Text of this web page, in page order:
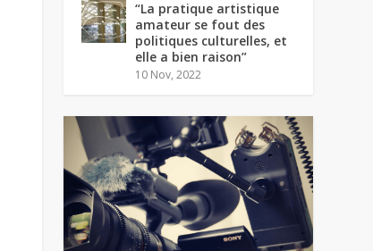
“La pratique artistique
amateur se fout des
politiques culturelles, et
elle a bien raison”
10 Nov, 2022